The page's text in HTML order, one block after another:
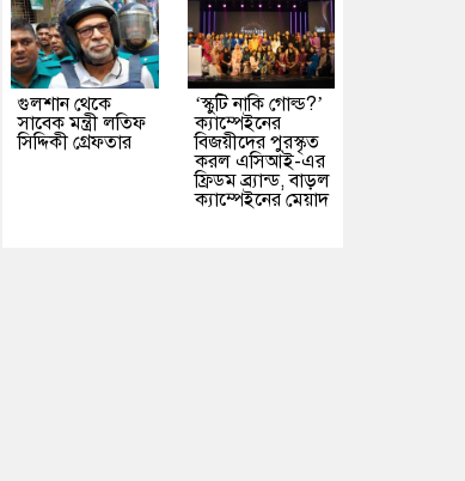
গুলশান থেকে
সাবেক মন্ত্রী লতিফ
সিদ্দিকী গ্রেফতার
‘স্কুটি নাকি গোল্ড?’
ক্যাম্পেইনের
বিজয়ীদের পুরস্কৃত
করল এসিআই-এর
ফ্রিডম ব্র্যান্ড, বাড়ল
ক্যাম্পেইনের মেয়াদ